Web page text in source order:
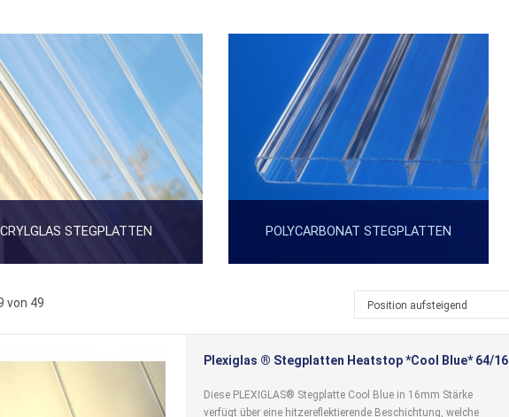
STEGPLATTEN POLYCARBONAT STEGPLATTEN
von 49 Position aufsteigend
Plexiglas ® Stegplatten Heatstop *Cool Blue* 64/16
Diese PLEXIGLAS® Stegplatte Cool Blue in 16mm Stärke
verfügt über eine hitzereflektierende Beschichtung, welche